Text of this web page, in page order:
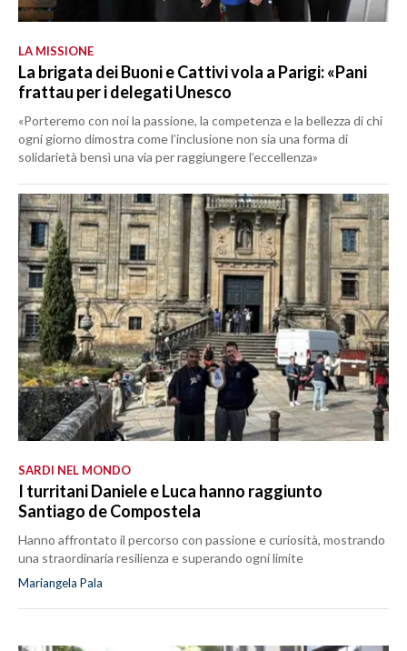
LA MISSIONE
La brigata dei Buoni e Cattivi vola a Parigi: «Pani
frattau per i delegati Unesco
«Porteremo con noi la passione, la competenza e la bellezza di chi
ogni giorno dimostra come l’inclusione non sia una forma di
solidarietà bensì una via per raggiungere l’eccellenza»
SARDI NEL MONDO
I turritani Daniele e Luca hanno raggiunto
Santiago de Compostela
Hanno affrontato il percorso con passione e curiosità, mostrando
una straordinaria resilienza e superando ogni limite
Mariangela Pala